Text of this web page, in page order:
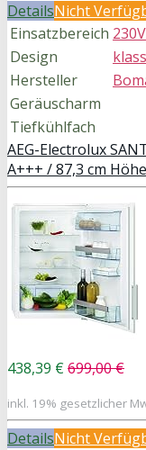
DetailsNicht
Einsatzbereich 230V
Design
Hersteller
Geräuscharm
Tiefkühlfach
AEG-Electrolux
A+++ / 87,3 cm
438,39 € 699,00 €
inkl. 19% gesetzlicher
DetailsNicht